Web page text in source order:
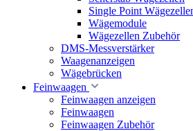
Single Point
Wägemodule
Wägezellen Zubehör
DMS-Messverstärker
Waagenanzeigen
Wägebrücken
Feinwaagen
Feinwaagen anzeigen
Feinwaagen
Feinwaagen Zubehör